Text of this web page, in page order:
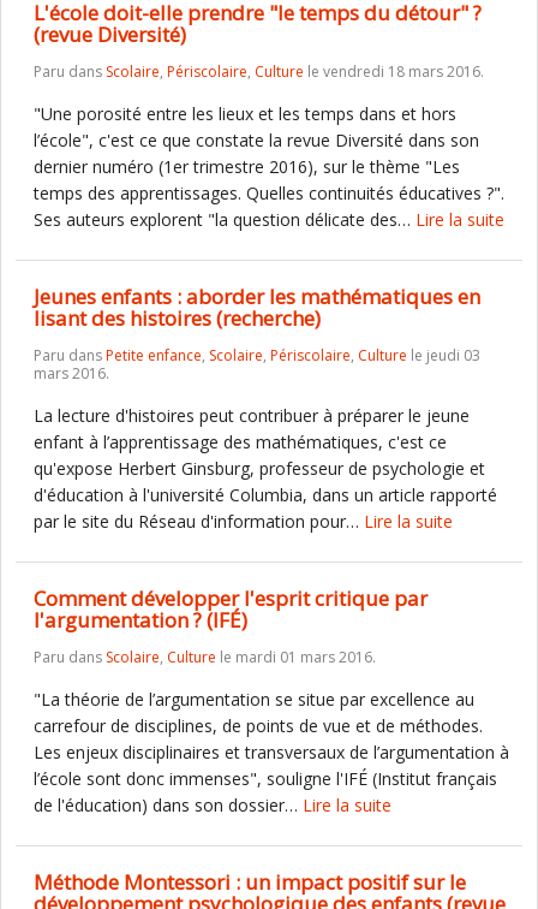
L'école doit-elle prendre "le temps du détour" ?
(revue Diversité)
Paru dans Scolaire, Périscolaire, Culture le vendredi 18 mars 2016.
"Une porosité entre les lieux et les temps dans et hors
l’école", c'est ce que constate la revue Diversité dans son
dernier numéro (1er trimestre 2016), sur le thème "Les
temps des apprentissages. Quelles continuités éducatives ?".
Ses auteurs explorent "la question délicate des… Lire la suite
Jeunes enfants : aborder les mathématiques en
lisant des histoires (recherche)
Paru dansPetite enfance, Scolaire, Périscolaire, Culture le jeudi 03
mars 2016.
La lecture d'histoires peut contribuer à préparer le jeune
enfant à l’apprentissage des mathématiques, c'est ce
qu'expose Herbert Ginsburg, professeur de psychologie et
d'éducation à l'université Columbia, dans un article rapporté
par le site du Réseau d'information pour… Lire la suite
Comment développer l'esprit critique par
l'argumentation ? (IFÉ)
Paru dans Scolaire, Culture le mardi 01 mars 2016.
"La théorie de l’argumentation se situe par excellence au
carrefour de disciplines, de points de vue et de méthodes.
Les enjeux disciplinaires et transversaux de l’argumentation à
l’école sont donc immenses", souligne l'IFÉ (Institut français
de l'éducation) dans son dossier… Lire la suite
Méthode Montessori : un impact positif sur le